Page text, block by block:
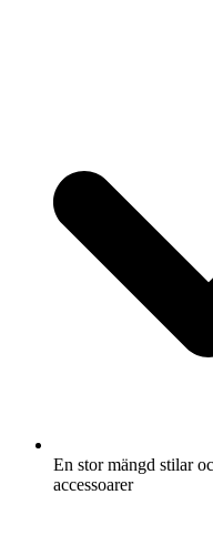
En stor mängd stilar
accessoarer